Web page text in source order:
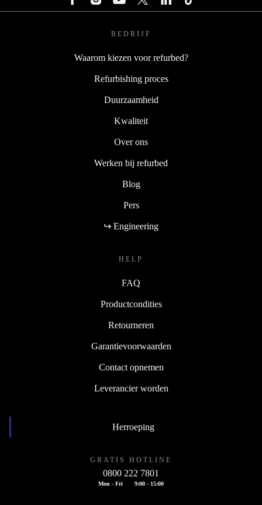
BEDRIJF
Waarom kiezen voor refurbed?
Refurbishing proces
Duurzaamheid
Kwaliteit
Over ons
Werken bij refurbed
Blog
Pers
↪ Engineering
HELP
FAQ
Productcondities
Retourneren
Garantievoorwaarden
Contact opnemen
Leverancier worden
Herroeping
GRATIS HOTLINE
0800 222 7801
Mon - Fri 9:00 - 15:00